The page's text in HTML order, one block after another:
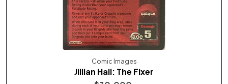
Comic Images
Jillian Hall: The Fixer